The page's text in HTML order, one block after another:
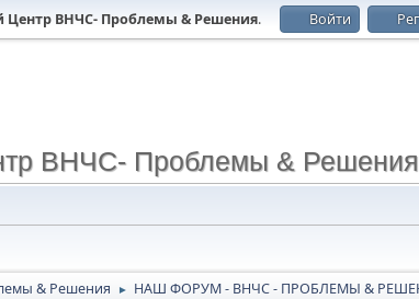
Центр ВНЧС- Проблемы & Решения. Войти
ВНЧС- Проблемы & Решения
& Решения ► НАШ ФОРУМ - ВНЧС - ПРОБЛЕМЫ &